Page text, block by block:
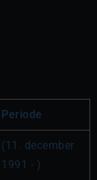
Periode
(11. december
1991 - )